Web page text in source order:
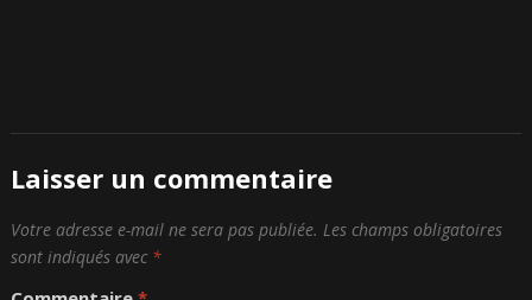
Laisser un commentaire
Votre adresse e-mail ne sera pas publiée. Les champs obligatoires
sont indiqués avec *